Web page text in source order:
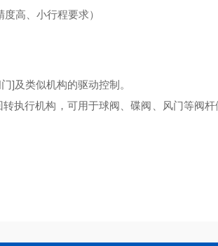
高、小行程要求）
]及类似机构的驱动控制。
执行机构，可用于球阀、碟阀、风门等阀